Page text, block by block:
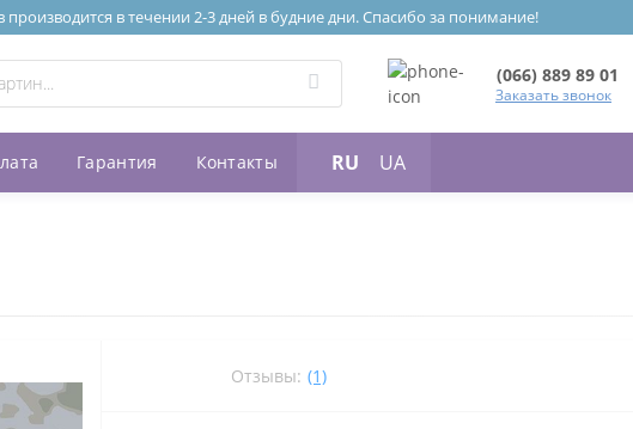
в течении 2-3 дней в будние дни. Спасибо за понимание!
(066) 889 89 01
Заказать звонок
Гарантия Контакты RU UA
Отзывы: (1)